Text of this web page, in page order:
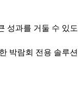
성과를 거둘 수 있도
박람회 전용 솔루션